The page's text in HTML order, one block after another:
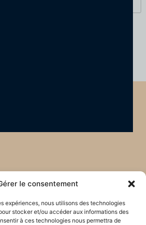
le consentement
expériences, nous utilisons des technologies
stocker et/ou accéder aux informations des
à ces technologies nous permettra de
mon e-mail et mon site dans le
prochain commentaire.